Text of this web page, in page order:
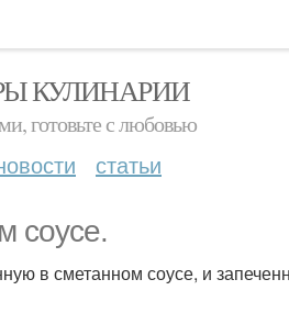
КУЛИНАРИИ
готовьте с любовью
статьи
соусе.
в сметанном соусе, и